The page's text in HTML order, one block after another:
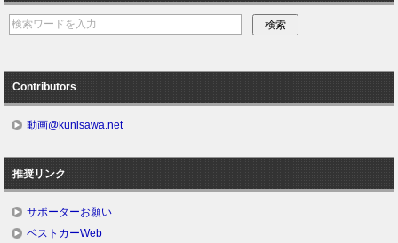
Contributors
動画@kunisawa.net
推奨リンク
サポーターお願い
ベストカーWeb